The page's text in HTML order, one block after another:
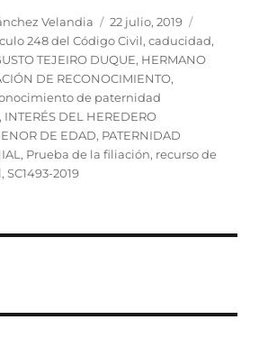
Velandia
Publicado
el
22 julio, 2019
248 del Código Civil,caducidad,
TEJEIRO DUQUE, HERMANO
DE RECONOCIMIENTO,
de paternidad
, INTERÉS DEL HEREDERO
DE EDAD, PATERNIDAD
, Prueba de la filiación, recurso de
,SC1493-2019